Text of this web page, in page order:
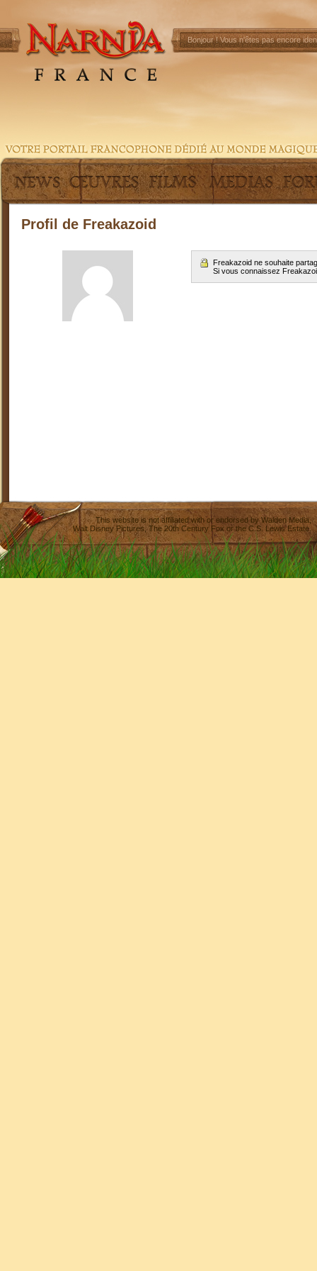
Bonjour !Vous n'êtes pas encore
Profil de Freakazoid
Freakazoid ne souhaite
Si vous connaissez
This website is not affiliated with or endorsed byWalden Media
Walt Disney Pictures,The 20th Century Fox or the C.S. Lewis Estate.